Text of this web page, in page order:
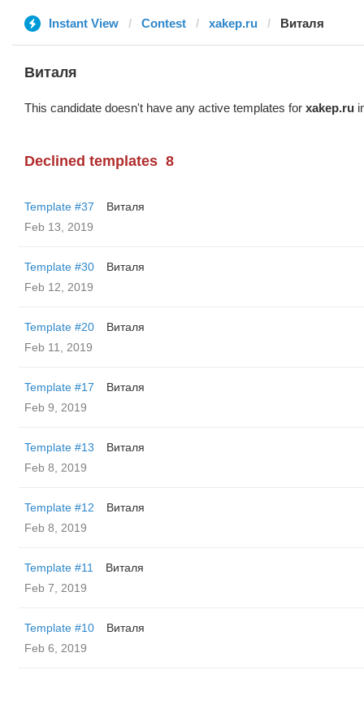
Instant View Contest xakep.ru Виталя
Виталя
This candidate doesn't have any active templates for xakep.ru
Declined templates 8
Template #37
Виталя
Feb 13, 2019
Template #30
Виталя
Feb 12, 2019
Template #20
Виталя
Feb 11, 2019
Template #17
Виталя
Feb 9, 2019
Template #13
Виталя
Feb 8, 2019
Template #12
Виталя
Feb 8, 2019
Template #11
Виталя
Feb 7, 2019
Template #10
Виталя
Feb 6, 2019